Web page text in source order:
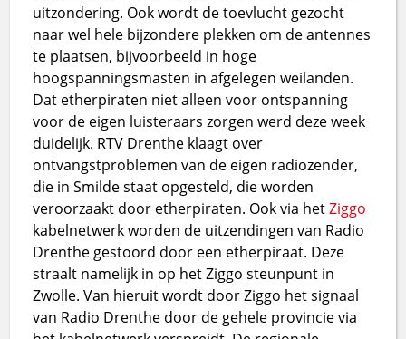
uitzondering. Ook wordt de toevlucht gezocht
naar wel hele bijzondere plekken om de antennes
te plaatsen, bijvoorbeeld in hoge
hoogspanningsmasten in afgelegen weilanden.
Dat etherpiraten niet alleen voor ontspanning
voor de eigen luisteraars zorgen werd deze week
duidelijk. RTV Drenthe klaagt over
ontvangstproblemen van de eigen radiozender,
die in Smilde staat opgesteld, die worden
veroorzaakt door etherpiraten. Ook via hetZiggo
kabelnetwerk worden de uitzendingen van Radio
Drenthe gestoord door een etherpiraat. Deze
straalt namelijk in op het Ziggo steunpunt in
Zwolle. Van hieruit wordt door Ziggo het signaal
van Radio Drenthe door de gehele provincie via